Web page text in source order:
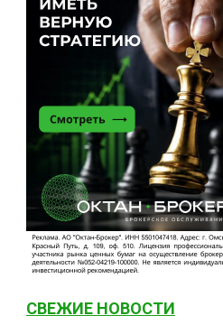
СВЕЖИЕ НОВОСТИ